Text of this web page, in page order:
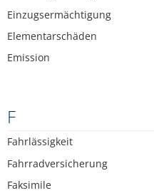
Einzugsermächtigung
Elementarschäden
Emission
F
Fahrlässigkeit
Fahrradversicherung
Faksimile